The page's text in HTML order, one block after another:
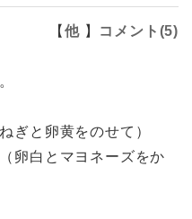
【 他】 コメント(5)
ぎと卵黄をのせて）
卵白とマヨネーズをか